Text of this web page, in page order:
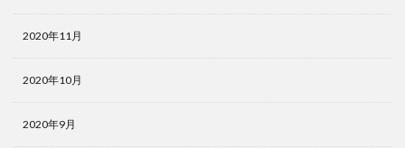
2020年11月
2020年10月
2020年9月